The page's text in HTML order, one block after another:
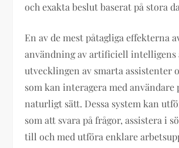
och exakta beslut baserat på stora
En av de mest påtagliga effekterna
användning av artificiell intelligens
utvecklingen av smarta assistenter
som kan interagera med användare
naturligt sätt. Dessa system kan
som att svara på frågor, assistera i
till och med utföra enklare